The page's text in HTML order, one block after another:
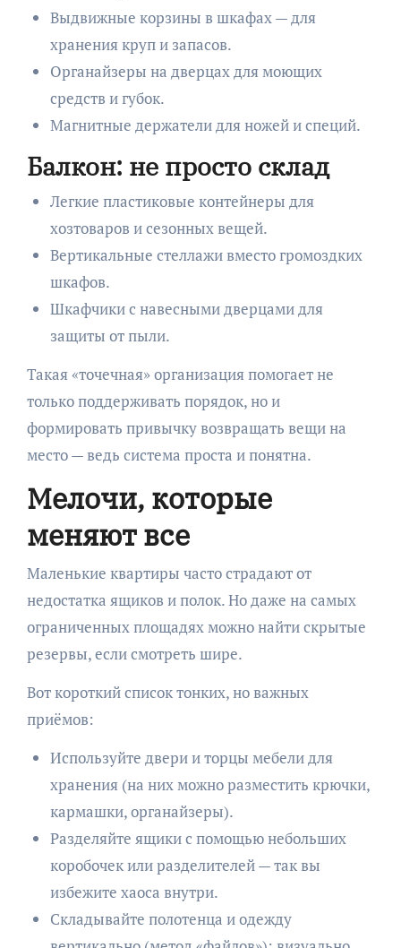
Выдвижные корзины в шкафах — для
хранения круп и запасов.
Органайзеры на дверцах для моющих
средств и губок.
Магнитные держатели для ножей и специй.
Балкон: не просто склад
Легкие пластиковые контейнеры для
хозтоваров и сезонных вещей.
Вертикальные стеллажи вместо громоздких
шкафов.
Шкафчики с навесными дверцами для
защиты от пыли.
Такая «точечная» организация помогает не
только поддерживать порядок, но и
формировать привычку возвращать вещи на
место — ведь система проста и понятна.
Мелочи, которые
меняют все
Маленькие квартиры часто страдают от
недостатка ящиков и полок. Но даже на самых
ограниченных площадях можно найти скрытые
резервы, если смотреть шире.
Вот короткий список тонких, но важных
приёмов:
Используйте двери и торцы мебели для
хранения (на них можно разместить крючки,
кармашки, органайзеры).
Разделяйте ящики с помощью небольших
коробочек или разделителей — так вы
избежите хаоса внутри.
Складывайте полотенца и одежду